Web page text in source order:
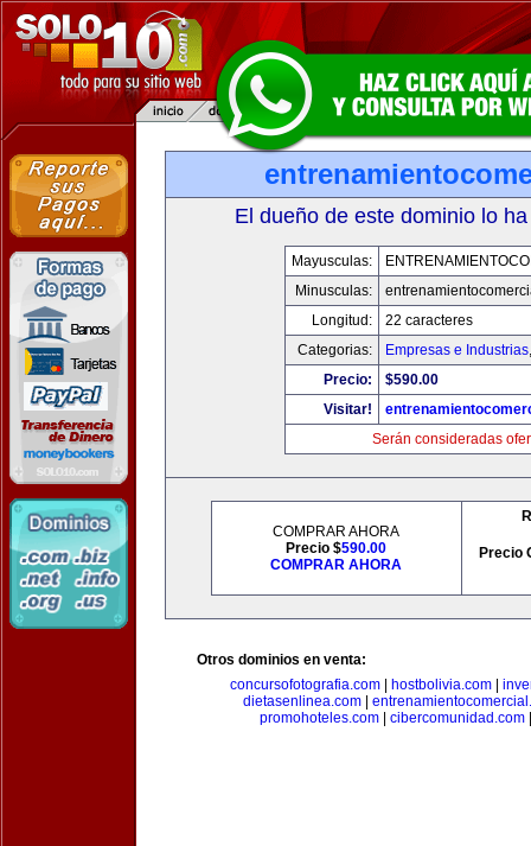
El dueño de este dominio lo
Mayusculas:
Minusculas:
Longitud:
22 caracteres
Categorias:
Empresas e Industrias
Precio:
$590.00
Visitar!
Serán consideradas
COMPRAR AHORA
Precio $590.00
COMPRAR AHORA
Precio
Otros dominios en venta:
concursofotografia.com| hostbolivia.com|
dietasenlinea.com|
promohoteles.com
cibercomunidad.com